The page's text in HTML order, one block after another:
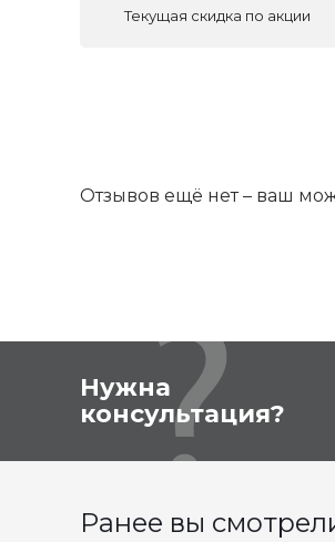
Текущая скидка по акции
Отзывов ещё нет – ваш
Нужна
консультация?
Ранее вы